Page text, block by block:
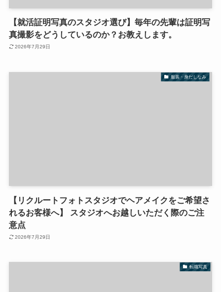
【就活証明写真のスタジオ選び】毎年の先輩は証明写
真撮影をどうしているのか？お教えします。
2026年7月29日
服装・身だしなみ
【リクルートフォトスタジオでヘアメイクをご希望さ
れるお客様へ】 スタジオへお越しいただく際のご注
意点
2026年7月29日
転職写真